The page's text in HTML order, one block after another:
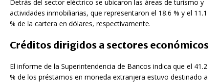
Detrás del sector eléctrico se ubicaron las áreas de turismo y
actividades inmobiliarias, que representaron el 18.6 % y el 11.1
% de la cartera en dólares, respectivamente.
Créditos dirigidos a sectores económicos
El informe de la Superintendencia de Bancos indica que el 41.2
% de los préstamos en moneda extranjera estuvo destinado a